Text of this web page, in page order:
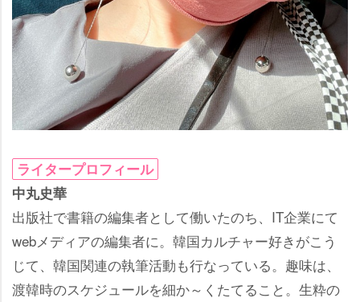
ライタープロフィール
中丸史華
出版社で書籍の編集者として働いたのち、IT企業にて
webメディアの編集者に。韓国カルチャー好きがこう
じて、韓国関連の執筆活動も行なっている。趣味は、
渡韓時のスケジュールを細か～くたてること。生粋の